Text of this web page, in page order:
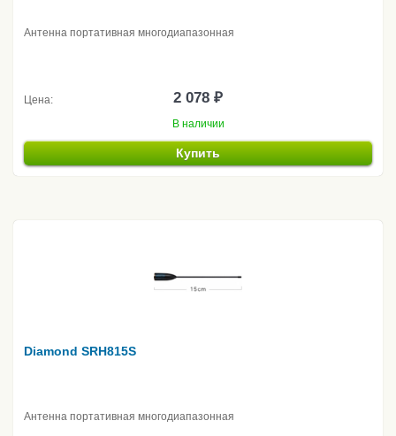
Антенна портативная многодиапазонная
Цена: 2 078 ₽
В наличии
Купить
Diamond SRH815S
Антенна портативная многодиапазонная